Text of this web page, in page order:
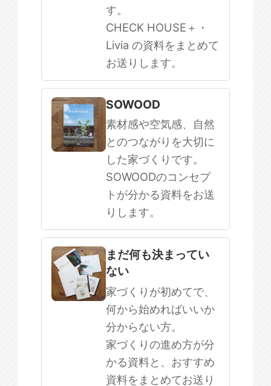
す。
CHECK HOUSE＋・
Livia の資料をまとめて
お送りします。
SOWOOD
素材感や空気感、自然
とのつながりを大切に
した家づくりです。
SOWOODのコンセプ
トが分かる資料をお送
りします。
まだ何も決まってい
ない
家づくりが初めてで、
何から始めればいいか
分からない方。
家づくりの進め方が分
かる資料と、おすすめ
資料をまとめてお送り